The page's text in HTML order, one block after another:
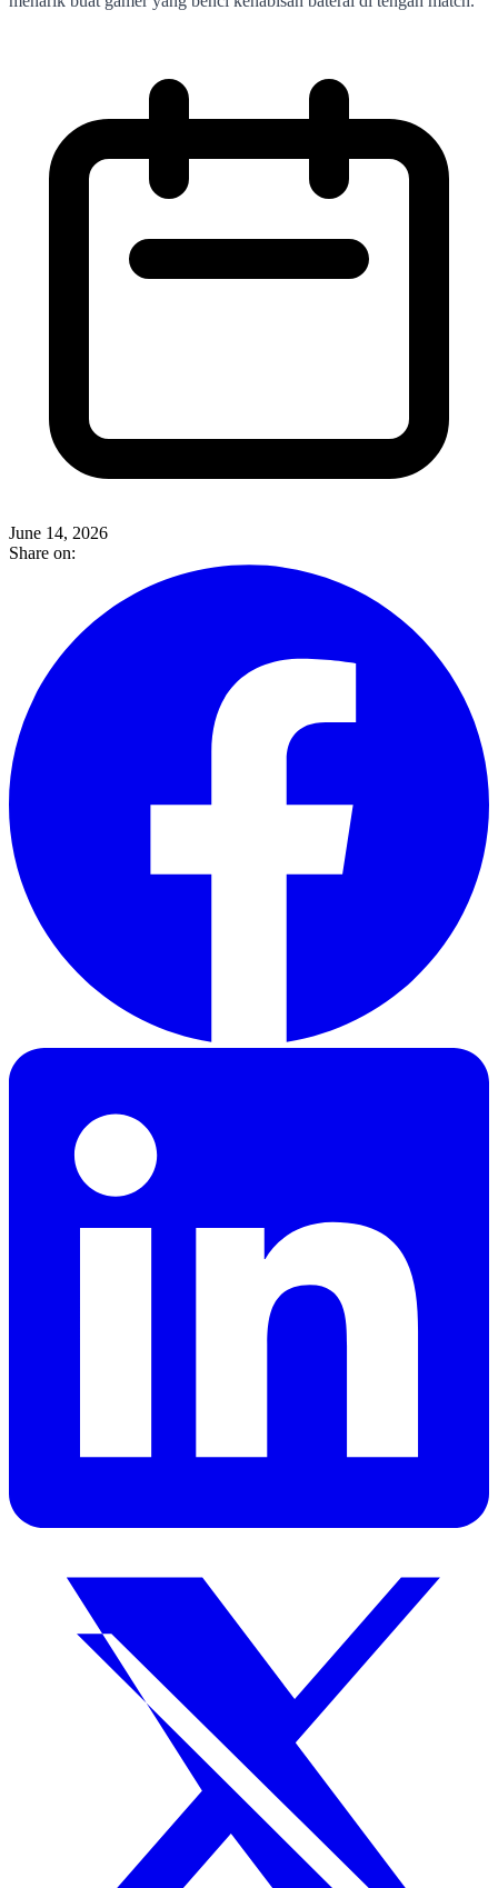
June 14, 2026
Share on: